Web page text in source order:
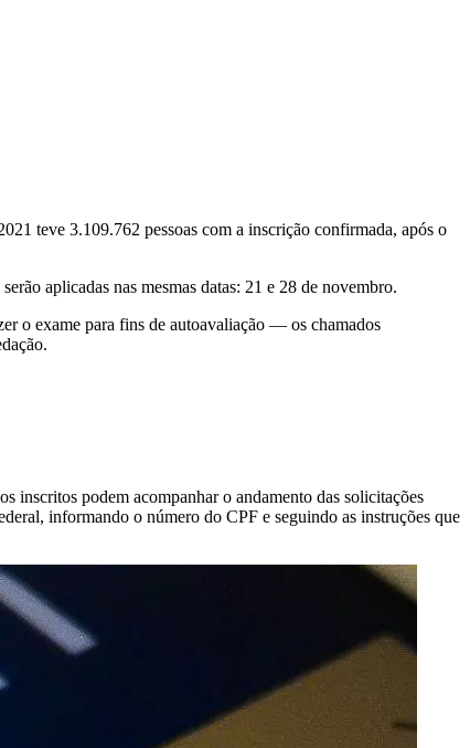
teve 3.109.762 pessoas com a inscrição confirmada, após o
aplicadas nas mesmas datas: 21 e 28 de novembro.
o exame para fins de autoavaliação — os chamados
inscritos podem acompanhar o andamento das solicitações
informando o número do CPF e seguindo as instruções que